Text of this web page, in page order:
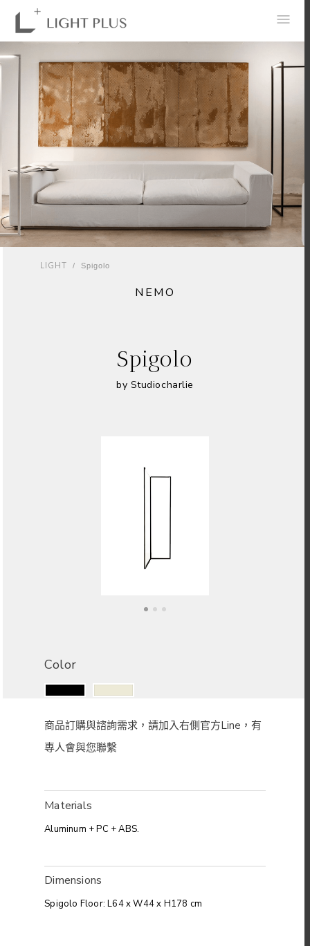
Spigolo
NEMO
by Studiocharlie
Color
LIGHT / Spigolo
Materials
Aluminum + PC + ABS.
Dimensions
Spigolo Floor: L64 x W44 x H178 cm